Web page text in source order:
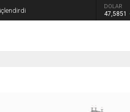
DOLAR
47,5851